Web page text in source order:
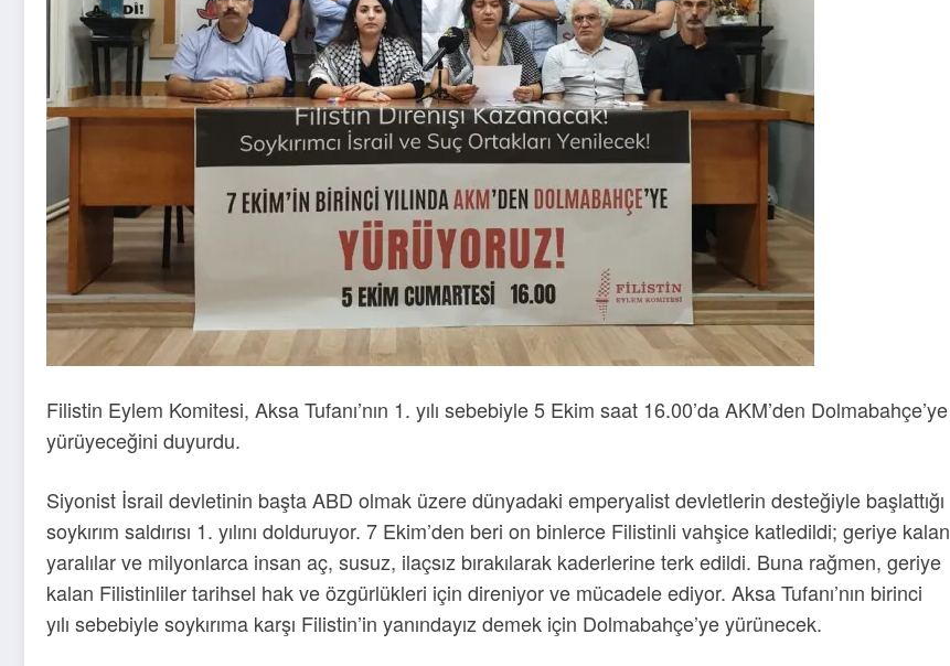
Filistin Eylem Komitesi, Aksa Tufanı’nın 1. yılı sebebiyle 5 Ekim saat 16.00’da AKM’den Dolmabahçe’ye
yürüyeceğini duyurdu.
Siyonist İsrail devletinin başta ABD olmak üzere dünyadaki emperyalist devletlerin desteğiyle başlattığı
soykırım saldırısı 1. yılını dolduruyor. 7 Ekim’den beri on binlerce Filistinli vahşice katledildi; geriye kalan
yaralılar ve milyonlarca insan aç, susuz, ilaçsız bırakılarak kaderlerine terk edildi. Buna rağmen, geriye
kalan Filistinliler tarihsel hak ve özgürlükleri için direniyor ve mücadele ediyor. Aksa Tufanı’nın birinci
yılı sebebiyle soykırıma karşı Filistin’in yanındayız demek için Dolmabahçe’ye yürünecek.